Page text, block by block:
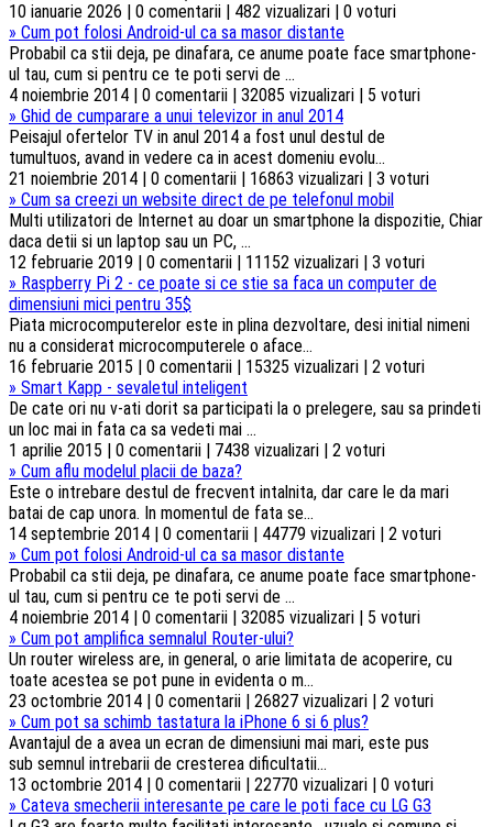
10 ianuarie 2026 | 0 comentarii | 482 vizualizari | 0 voturi
» Cum pot folosi Android-ul ca sa masor distante
Probabil ca stii deja, pe dinafara, ce anume poate face smartphone-
ul tau, cum si pentru ce te poti servi de ...
4 noiembrie 2014 | 0 comentarii | 32085 vizualizari | 5 voturi
» Ghid de cumparare a unui televizor in anul 2014
Peisajul ofertelor TV in anul 2014 a fost unul destul de
tumultuos, avand in vedere ca in acest domeniu evolu...
21 noiembrie 2014 | 0 comentarii | 16863 vizualizari | 3 voturi
» Cum sa creezi un website direct de pe telefonul mobil
Multi utilizatori de Internet au doar un smartphone la dispozitie, Chiar
daca detii si un laptop sau un PC, ...
12 februarie 2019 | 0 comentarii | 11152 vizualizari | 3 voturi
» Raspberry Pi 2 - ce poate si ce stie sa faca un computer de
dimensiuni mici pentru 35$
Piata microcomputerelor este in plina dezvoltare, desi initial nimeni
nu a considerat microcomputerele o aface...
16 februarie 2015 | 0 comentarii | 15325 vizualizari | 2 voturi
» Smart Kapp - sevaletul inteligent
De cate ori nu v-ati dorit sa participati la o prelegere, sau sa prindeti
un loc mai in fata ca sa vedeti mai ...
1 aprilie 2015 | 0 comentarii | 7438 vizualizari | 2 voturi
» Cum aflu modelul placii de baza?
Este o intrebare destul de frecvent intalnita, dar care le da mari
batai de cap unora. In momentul de fata se...
14 septembrie 2014 | 0 comentarii | 44779 vizualizari | 2 voturi
» Cum pot folosi Android-ul ca sa masor distante
Probabil ca stii deja, pe dinafara, ce anume poate face smartphone-
ul tau, cum si pentru ce te poti servi de ...
4 noiembrie 2014 | 0 comentarii | 32085 vizualizari | 5 voturi
» Cum pot amplifica semnalul Router-ului?
Un router wireless are, in general, o arie limitata de acoperire, cu
toate acestea se pot pune in evidenta o m...
23 octombrie 2014 | 0 comentarii | 26827 vizualizari | 2 voturi
» Cum pot sa schimb tastatura la iPhone 6 si 6 plus?
Avantajul de a avea un ecran de dimensiuni mai mari, este pus
sub semnul intrebarii de cresterea dificultatii...
13 octombrie 2014 | 0 comentarii | 22770 vizualizari | 0 voturi
» Cateva smecherii interesante pe care le poti face cu LG G3